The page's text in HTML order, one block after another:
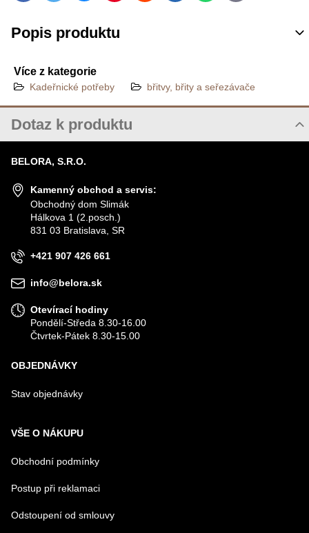
Popis produktu
Více z kategorie
Kadeřnické potřeby břitvy, břity a seřezávače
Dotaz k produktu
JMÉNO
VÁŠ E-MAIL
BELORA, S.R.O.
Kamenný obchod a servis:
Obchodný dom Slimák
Hálkova 1 (2.posch.)
831 03 Bratislava, SR
+421 907 426 661
info@belora.sk
Otevírací hodiny
Pondělí-Středa 8.30-16.00
Čtvrtek-Pátek 8.30-15.00
OBJEDNÁVKY
Stav objednávky
VŠE O NÁKUPU
Obchodní podmínky
Postup při reklamaci
Odstoupení od smlouvy